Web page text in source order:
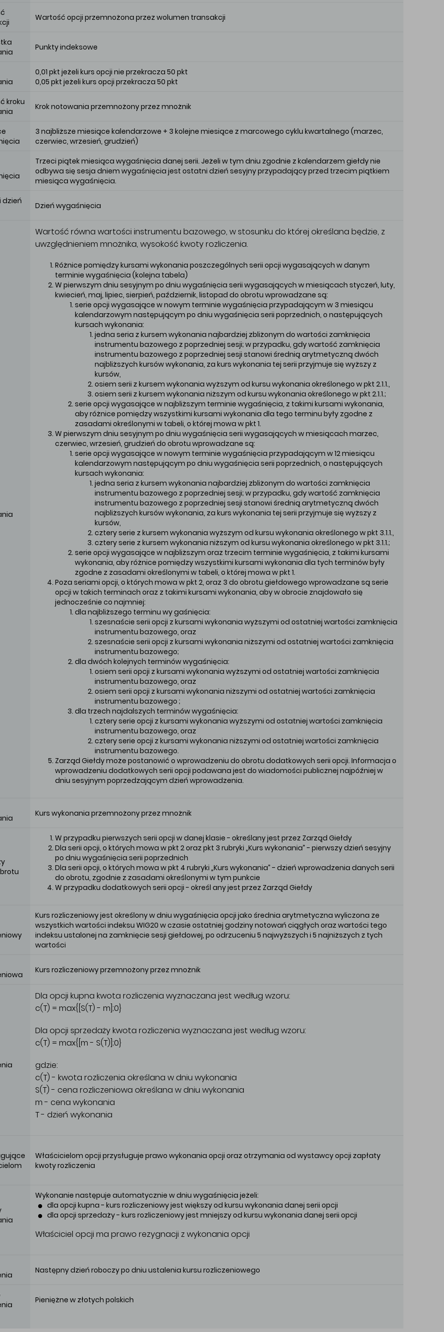
Wartość opcji przemnożona przez wolumen transakcji
Punkty indeksowe
0,01 pkt jeżeli kurs opcji nie przekracza 50 pkt
0,05 pkt jeżeli kurs opcji przekracza 50 pkt
kroku
Krok notowania przemnożony przez mnożnik
3 najbliższe miesiące kalendarzowe + 3 kolejne miesiące z marcowego cyklu kwartalnego (marzec,
czerwiec, wrzesień, grudzień)
Trzeci piątek miesiąca wygaśnięcia danej serii. Jeżeli w tym dniu zgodnie z kalendarzem giełdy nie
odbywa się sesja dniem wygaśnięcia jest ostatni dzień sesyjny przypadający przed trzecim piątkiem
miesiąca wygaśnięcia.
dzień
Dzień wygaśnięcia
Wartość równa wartości instrumentu bazowego, w stosunku do której określana będzie, z
uwzględnieniem mnożnika, wysokość kwoty rozliczenia.
Różnice pomiędzy kursami wykonania poszczególnych serii opcji wygasających w danym
terminie wygaśnięcia (kolejna tabela)
W pierwszym dniu sesyjnym po dniu wygaśnięcia serii wygasających w miesiącach styczeń, luty,
kwiecień, maj, lipiec, sierpień, październik, listopad do obrotu wprowadzane są:
serie opcji wygasające w nowym terminie wygaśnięcia przypadającym w 3 miesiącu
kalendarzowym następującym po dniu wygaśnięcia serii poprzednich, o następujących
kursach wykonania:
jedna seria z kursem wykonania najbardziej zbliżonym do wartości zamknięcia
instrumentu bazowego z poprzedniej sesji; w przypadku, gdy wartość zamknięcia
instrumentu bazowego z poprzedniej sesji stanowi średnią arytmetyczną dwóch
najbliższych kursów wykonania, za kurs wykonania tej serii przyjmuje się wyższy z
kursów,
osiem serii z kursem wykonania wyższym od kursu wykonania określonego w pkt 2.1.1.,
osiem serii z kursem wykonania niższym od kursu wykonania określonego w pkt 2.1.1.;
serie opcji wygasające w najbliższym terminie wygaśnięcia, z takimi kursami wykonania,
aby różnice pomiędzy wszystkimi kursami wykonania dla tego terminu były zgodne z
zasadami określonymi w tabeli, o której mowa w pkt 1.
W pierwszym dniu sesyjnym po dniu wygaśnięcia serii wygasających w miesiącach marzec,
czerwiec, wrzesień, grudzień do obrotu wprowadzane są:
serie opcji wygasające w nowym terminie wygaśnięcia przypadającym w 12 miesiącu
kalendarzowym następującym po dniu wygaśnięcia serii poprzednich, o następujących
kursach wykonania:
jedna seria z kursem wykonania najbardziej zbliżonym do wartości zamknięcia
instrumentu bazowego z poprzedniej sesji; w przypadku, gdy wartość zamknięcia
instrumentu bazowego z poprzedniej sesji stanowi średnią arytmetyczną dwóch
najbliższych kursów wykonania, za kurs wykonania tej serii przyjmuje się wyższy z
kursów,
cztery serie z kursem wykonania wyższym od kursu wykonania określonego w pkt 3.1.1.,
cztery serie z kursem wykonania niższym od kursu wykonania określonego w pkt 3.1.1.;
serie opcji wygasające w najbliższym oraz trzecim terminie wygaśnięcia, z takimi kursami
wykonania, aby różnice pomiędzy wszystkimi kursami wykonania dla tych terminów były
zgodne z zasadami określonymi w tabeli, o której mowa w pkt 1.
Poza seriami opcji, o których mowa w pkt 2, oraz 3 do obrotu giełdowego wprowadzane są serie
opcji w takich terminach oraz z takimi kursami wykonania, aby w obrocie znajdowało się
jednocześnie co najmniej:
dla najbliższego terminu wy gaśnięcia:
szesnaście serii opcji z kursami wykonania wyższymi od ostatniej wartości zamknięcia
instrumentu bazowego, oraz
szesnaście serii opcji z kursami wykonania niższymi od ostatniej wartości zamknięcia
instrumentu bazowego;
dla dwóch kolejnych terminów wygaśnięcia:
osiem serii opcji z kursami wykonania wyższymi od ostatniej wartości zamknięcia
instrumentu bazowego, oraz
osiem serii opcji z kursami wykonania niższymi od ostatniej wartości zamknięcia
instrumentu bazowego ;
dla trzech najdalszych terminów wygaśnięcia:
cztery serie opcji z kursami wykonania wyższymi od ostatniej wartości zamknięcia
instrumentu bazowego, oraz
cztery serie opcji z kursami wykonania niższymi od ostatniej wartości zamknięcia
instrumentu bazowego.
Zarząd Giełdy może postanowić o wprowadzeniu do obrotu dodatkowych serii opcji. Informacja o
wprowadzeniu dodatkowych serii opcji podawana jest do wiadomości publicznej najpóźniej w
dniu sesyjnym poprzedzającym dzień wprowadzenia.
Kurs wykonania przemnożony przez mnożnik
W przypadku pierwszych serii opcji w danej klasie - określany jest przez Zarząd Giełdy
Dla serii opcji, o których mowa w pkt 2 oraz pkt 3 rubryki „Kurs wykonania” - pierwszy dzień sesyjny
po dniu wygaśnięcia serii poprzednich
Dla serii opcji, o których mowa w pkt 4 rubryki „Kurs wykonania” - dzień wprowadzenia danych serii
do obrotu, zgodnie z zasadami określonymi w tym punkcie
W przypadku dodatkowych serii opcji - określ any jest przez Zarząd Giełdy
Kurs rozliczeniowy jest określony w dniu wygaśnięcia opcji jako średnia arytmetyczna wyliczona ze
wszystkich wartości indeksu WIG20 w czasie ostatniej godziny notowań ciągłych oraz wartości tego
indeksu ustalonej na zamknięcie sesji giełdowej, po odrzuceniu 5 najwyższych i 5 najniższych z tych
wartości
Kurs rozliczeniowy przemnożony przez mnożnik
Dla opcji kupna kwota rozliczenia wyznaczana jest według wzoru:
c(T) = max{[S(T) - m];0}
Dla opcji sprzedaży kwota rozliczenia wyznaczana jest według wzoru:
c(T) = max{[m - S(T)];0}
gdzie:
c(T) - kwota rozliczenia określana w dniu wykonania
S(T) - cena rozliczeniowa określana w dniu wykonania
m - cena wykonania
T - dzień wykonania
Właścicielom opcji przysługuje prawo wykonania opcji oraz otrzymania od wystawcy opcji zapłaty
kwoty rozliczenia
Wykonanie następuje automatycznie w dniu wygaśnięcia jeżeli:
dla opcji kupna - kurs rozliczeniowy jest większy od kursu wykonania danej serii opcji
dla opcji sprzedaży - kurs rozliczeniowy jest mniejszy od kursu wykonania danej serii opcji
Właściciel opcji ma prawo rezygnacji z wykonania opcji
Następny dzień roboczy po dniu ustalenia kursu rozliczeniowego
Pieniężne w złotych polskich